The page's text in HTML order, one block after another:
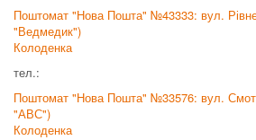
Поштомат "Нова Пошта" №43333: вул.
"Ведмедик")
Колоденка
тел.:
Поштомат "Нова Пошта" №33576: вул.
"АВС")
Колоденка